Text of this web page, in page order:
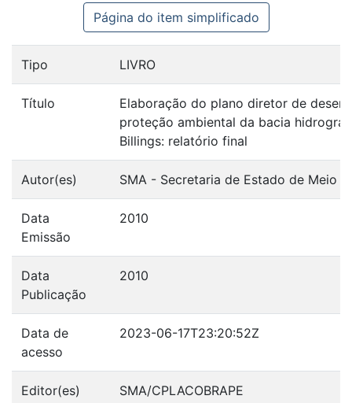
Página do item simplificado
Tipo LIVRO
Título
Elaboração do plano diretor de
proteção ambiental da bacia
Billings: relatório final
Autor(es) SMA - Secretaria de Estado de Meio
Data
Emissão
2010
Data
Publicação
2010
Data de
acesso
2023-06-17T23:20:52Z
Editor(es) SMA/CPLACOBRAPE